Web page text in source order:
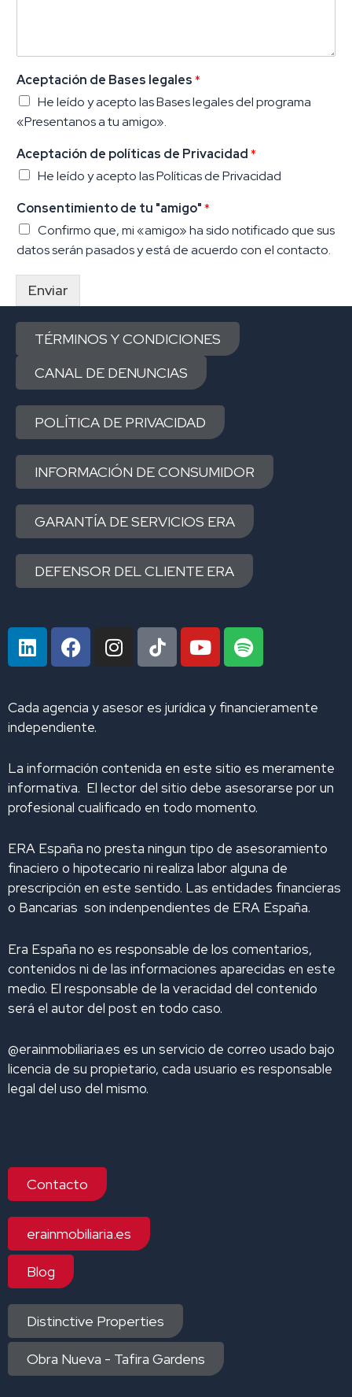
Aceptación de Bases legales*
He leído y acepto las Bases legales del programa
«Presentanos a tu amigo».
Aceptación de políticas de Privacidad*
He leído y acepto las Políticas de Privacidad
Consentimiento de tu "amigo"*
Confirmo que, mi «amigo» ha sido notificado que sus
datos serán pasados y está de acuerdo con el contacto.
Enviar
TÉRMINOS Y CONDICIONES
CANAL DE DENUNCIAS
POLÍTICA DE PRIVACIDAD
INFORMACIÓN DE CONSUMIDOR
GARANTÍA DE SERVICIOS ERA
DEFENSOR DEL CLIENTE ERA
L
i
k
e
d
n
F
a
b
o
k
I
n
a
a
m
Y
o
u
S
p
i
Cada agencia y asesor es jurídica y financieramente
independiente.
La información contenida en este sitio es meramente
informativa. El lector del sitio debe asesorarse por un
profesional cualificado en todo momento.
ERA España no presta ningun tipo de asesoramiento
finaciero o hipotecario ni realiza labor alguna de
prescripción en este sentido. Las entidades financieras
o Bancarias son indenpendientes de ERA España.
Era España no es responsable de los comentarios,
contenidos ni de las informaciones aparecidas en este
medio. El responsable de la veracidad del contenido
será el autor del post en todo caso.
@erainmobiliaria.es es un servicio de correo usado bajo
licencia de su propietario, cada usuario es responsable
legal del uso del mismo.
Contacto
erainmobiliaria.es
Blog
Distinctive Properties
Obra Nueva - Tafira Gardens